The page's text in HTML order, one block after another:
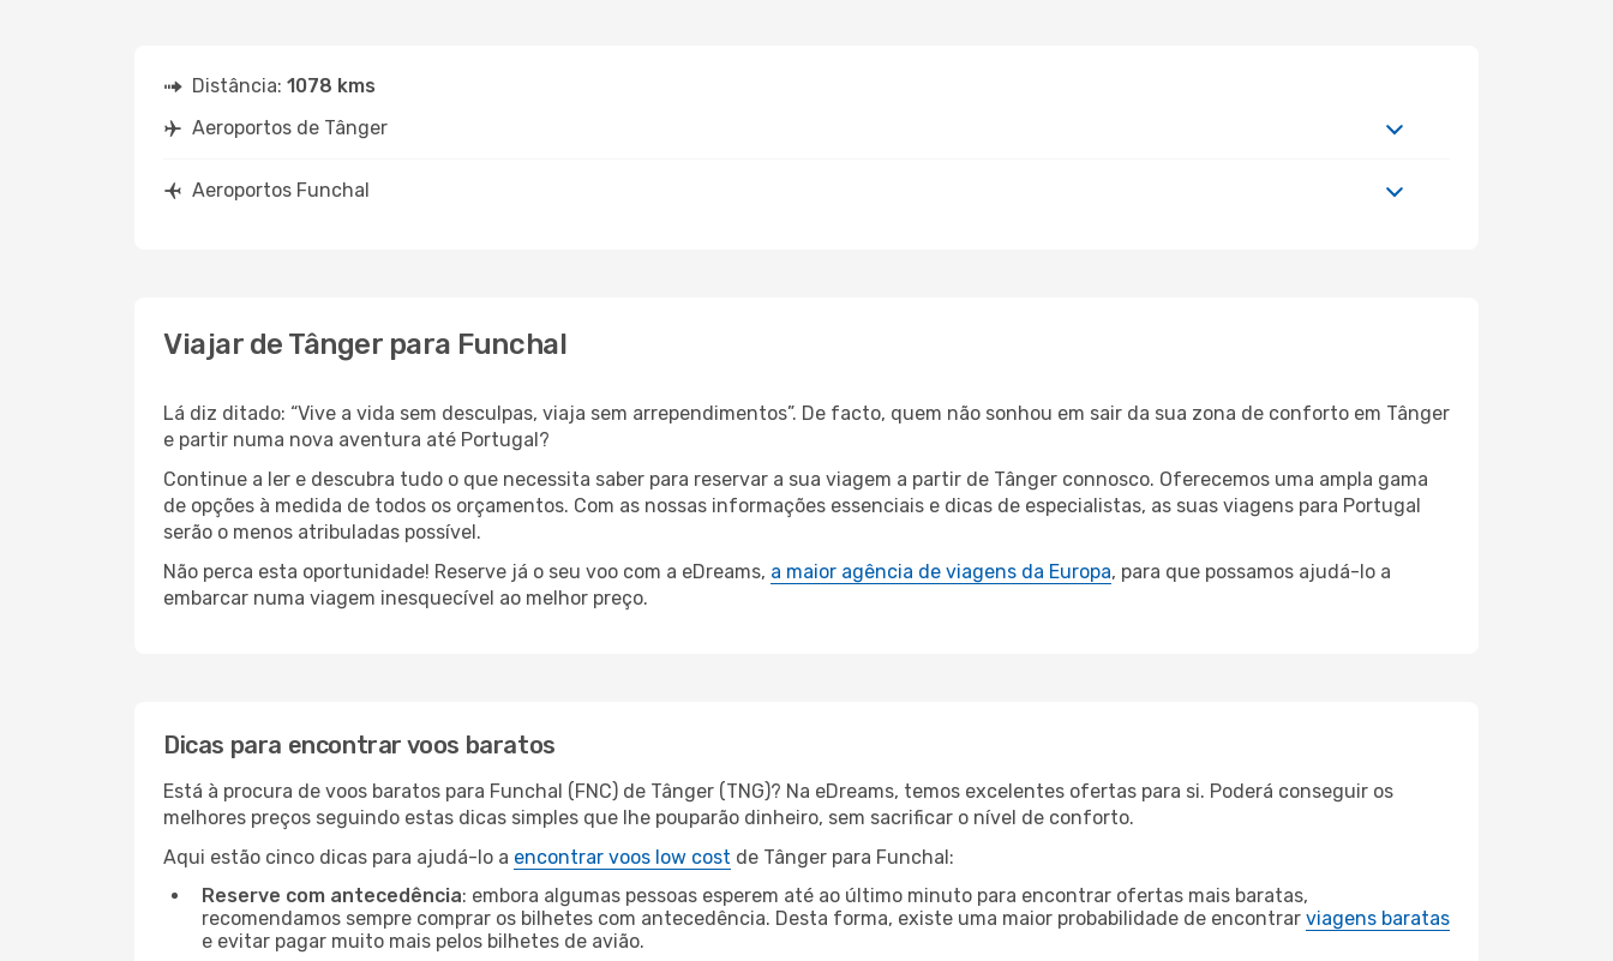
Distância: 1078 kms
Aeroportos de Tânger
Aeroportos Funchal
Viajar de Tânger para Funchal
Lá diz ditado: “Vive a vida sem desculpas, viaja sem arrependimentos”. De facto, quem não sonhou em sair da sua zona de conforto em Tânger
e partir numa nova aventura até Portugal?
Continue a ler e descubra tudo o que necessita saber para reservar a sua viagem a partir de Tânger connosco. Oferecemos uma ampla gama
de opções à medida de todos os orçamentos. Com as nossas informações essenciais e dicas de especialistas, as suas viagens para Portugal
serão o menos atribuladas possível.
Não perca esta oportunidade! Reserve já o seu voo com a eDreams, a maior agência de viagens da Europa, para que possamos ajudá-lo a
embarcar numa viagem inesquecível ao melhor preço.
Dicas para encontrar voos baratos
Está à procura de voos baratos para Funchal (FNC) de Tânger (TNG)? Na eDreams, temos excelentes ofertas para si. Poderá conseguir os
melhores preços seguindo estas dicas simples que lhe pouparão dinheiro, sem sacrificar o nível de conforto.
Aqui estão cinco dicas para ajudá-lo a encontrar voos low cost de Tânger para Funchal:
Reserve com antecedência: embora algumas pessoas esperem até ao último minuto para encontrar ofertas mais baratas,
recomendamos sempre comprar os bilhetes com antecedência. Desta forma, existe uma maior probabilidade de encontrar viagens baratas
e evitar pagar muito mais pelos bilhetes de avião.